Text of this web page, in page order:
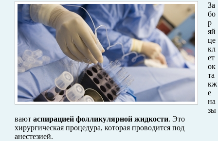
За
бо
р
яй
це
кл
ет
ок
та
кж
е
на
зы
вают аспирацией фолликулярной жидкости. Это
хирургическая процедура, которая проводится под
анестезией.